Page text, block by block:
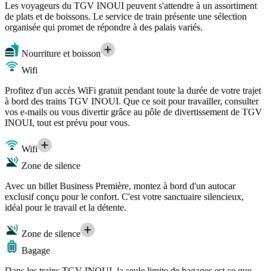
Les voyageurs du TGV INOUI peuvent s'attendre à un assortiment
de plats et de boissons. Le service de train présente une sélection
organisée qui promet de répondre à des palais variés.
Nourriture et boisson
Wifi
Profitez d'un accès WiFi gratuit pendant toute la durée de votre trajet
à bord des trains TGV INOUI. Que ce soit pour travailler, consulter
vos e-mails ou vous divertir grâce au pôle de divertissement de TGV
INOUI, tout est prévu pour vous.
Wifi
Zone de silence
Avec un billet Business Première, montez à bord d'un autocar
exclusif conçu pour le confort. C'est votre sanctuaire silencieux,
idéal pour le travail et la détente.
Zone de silence
Bagage